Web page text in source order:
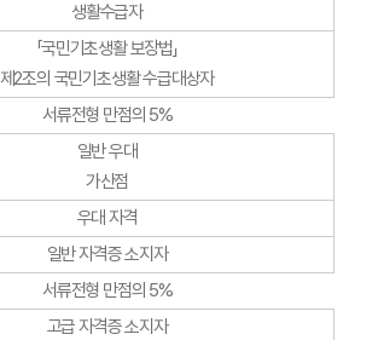
생활수급자
「국민기초생활 보장법」
제2조의 국민기초생활 수급대상자
서류전형 만점의 5%
일반 우대
가산점
우대 자격
일반 자격증 소지자
서류전형 만점의 5%
고급 자격증 소지자